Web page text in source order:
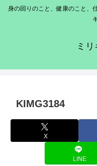
身の回りのこと、健康のこと、
ミ
KIMG3184
X
LINE